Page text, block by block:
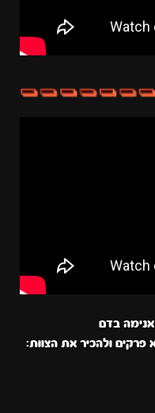
בדם
פרקים ולהכיר את הצוות: